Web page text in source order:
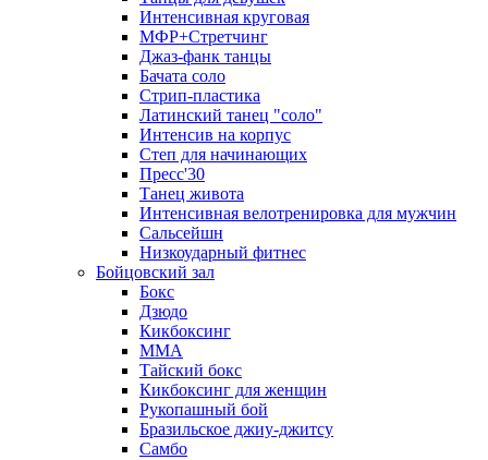
Интенсивная круговая
МФР+Стретчинг
Джаз-фанк танцы
Бачата соло
Стрип-пластика
Латинский танец "соло"
Интенсив на корпус
Степ для начинающих
Пресс'30
Танец живота
Интенсивная велотренировка для мужчин
Сальсейшн
Низкоударный фитнес
Бойцовский зал
Бокс
Дзюдо
Кикбоксинг
MMA
Тайский бокс
Кикбоксинг для женщин
Рукопашный бой
Бразильское джиу-джитсу
Самбо